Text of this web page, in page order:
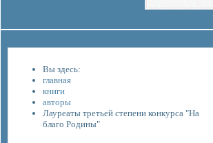
Вы здесь:
главная
книги
авторы
Лауреаты третьей степени конкурса "На
благо Родины"